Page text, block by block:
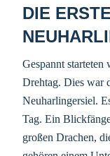
DIE
Gespannt starteten
Drehtag. Dies war
Neuharlingersiel.
Tag. Ein
großen Drachen,